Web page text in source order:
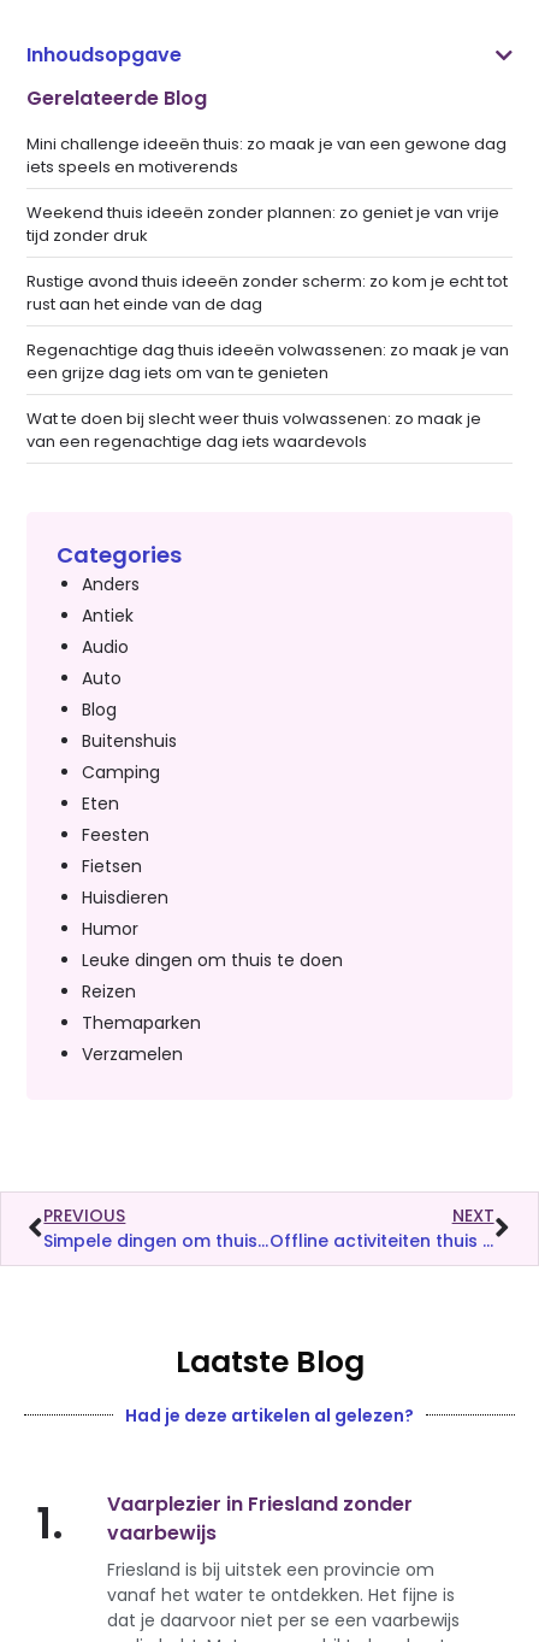
Inhoudsopgave
Gerelateerde Blog
Mini challenge ideeën thuis: zo maak je van een gewone dag
iets speels en motiverends
Weekend thuis ideeën zonder plannen: zo geniet je van vrije
tijd zonder druk
Rustige avond thuis ideeën zonder scherm: zo kom je echt tot
rust aan het einde van de dag
Regenachtige dag thuis ideeën volwassenen: zo maak je van
een grijze dag iets om van te genieten
Wat te doen bij slecht weer thuis volwassenen: zo maak je
van een regenachtige dag iets waardevols
Categories
Anders
Antiek
Audio
Auto
Blog
Buitenshuis
Camping
Eten
Feesten
Fietsen
Huisdieren
Humor
Leuke dingen om thuis te doen
Reizen
Themaparken
Verzamelen
PREVIOUS
Simpele dingen om thuis te doen zonder geld: 15 gratis en leuke ideeën voor een fijne dag thuis
NEXT
Offline activiteiten thuis voor volwassenen: zo vind je rust en focus zonder afleiding
Laatste Blog
Had je deze artikelen al gelezen?
1.
Vaarplezier in Friesland zonder
vaarbewijs
Friesland is bij uitstek een provincie om
vanaf het water te ontdekken. Het fijne is
dat je daarvoor niet per se een vaarbewijs